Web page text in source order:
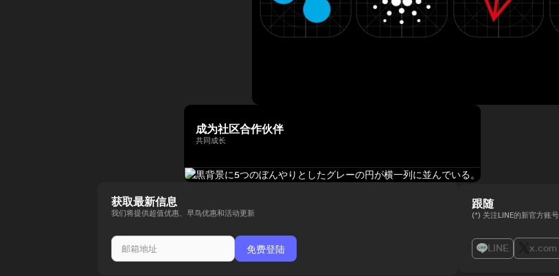
成为社区合作伙伴
共同成长
获取最新信息
我们将提供超值优惠、早鸟优惠和活动更新
跟随
(*) 关注LINE的新官方账号
LINE x.com